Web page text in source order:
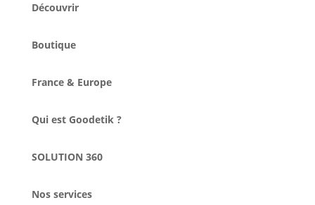
Découvrir
Boutique
France & Europe
Qui est Goodetik ?
SOLUTION 360
Nos services